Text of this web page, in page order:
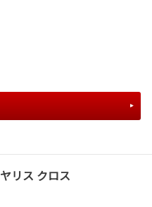
ヤリス クロス